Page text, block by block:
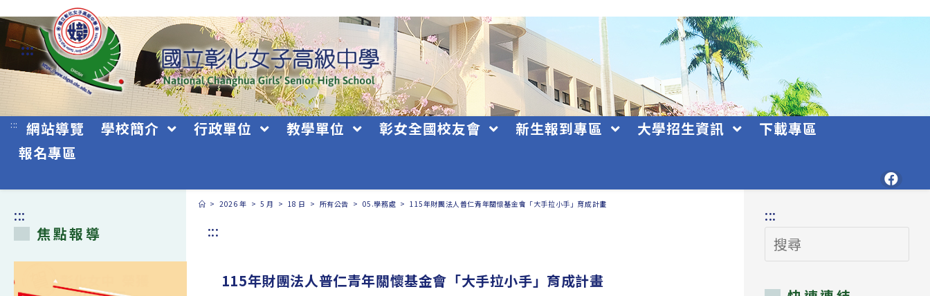
跳
轉
主
要
:::
::: 網站導覽 學校簡介 行政單位 教學單位 彰女全國校友會 新生報到專區 大學招生資訊
下載專區
報名專區
> 2026 年 > 5 月 > 18 日 > 所有公告 > 05.學務處 > 115年財團法人普仁青年關懷基金會「大手拉小手」育成計畫
:::
115年財團法人普仁青年關懷基金會「大手拉小手」育成計畫
:::
焦點報導
:::
搜
尋